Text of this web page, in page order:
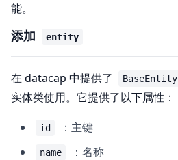
能。
添加 entity
在 datacap 中提供了 BaseEntity
实体类使用。它提供了以下属性：
id ：主键
name ：名称